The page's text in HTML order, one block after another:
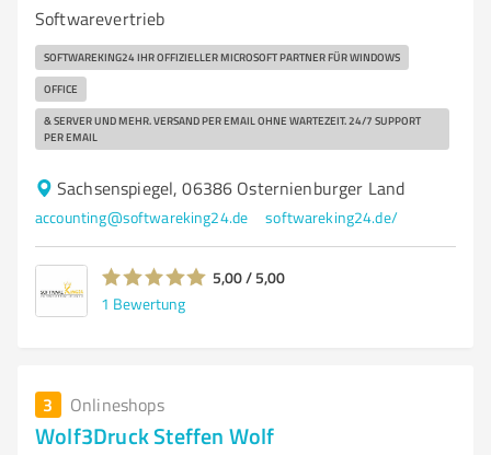
Softwarevertrieb
SOFTWAREKING24 IHR OFFIZIELLER MICROSOFT PARTNER FÜR WINDOWS
OFFICE
& SERVER UND MEHR. VERSAND PER EMAIL OHNE WARTEZEIT. 24/7 SUPPORT
PER EMAIL
Sachsenspiegel, 06386 Osternienburger Land
accounting@softwareking24.de softwareking24.de/
5,00 / 5,00
1 Bewertung
3 Onlineshops
Wolf3Druck Steffen Wolf